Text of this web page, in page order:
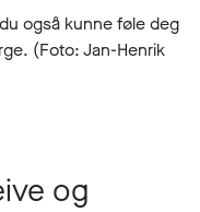
også kunne føle deg
(Foto: Jan-Henrik
og